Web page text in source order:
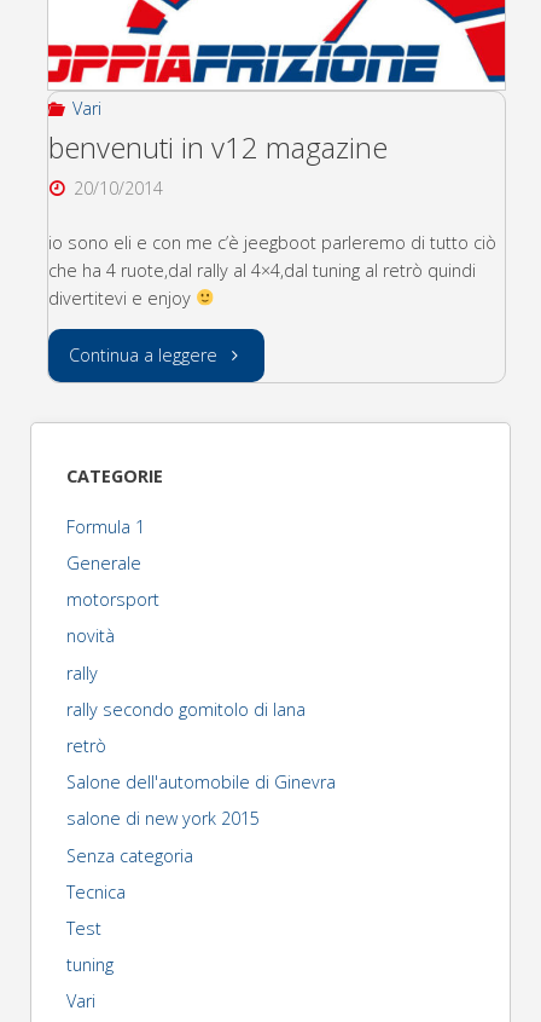
Vari
benvenuti in v12 magazine
20/10/2014
io sono eli e con me c’è jeegboot parleremo di tutto ciò
che ha 4 ruote,dal rally al 4×4,dal tuning al retrò quindi
divertitevi e enjoy
Continua a leggere "benvenuti
CATEGORIE
Formula 1
Generale
motorsport
novità
rally
rally secondo gomitolo di lana
retrò
Salone dell'automobile di Ginevra
salone di new york 2015
Senza categoria
Tecnica
Test
tuning
Vari